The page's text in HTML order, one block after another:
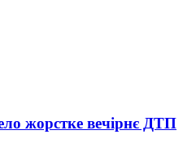
жорстке вечірнє ДТП